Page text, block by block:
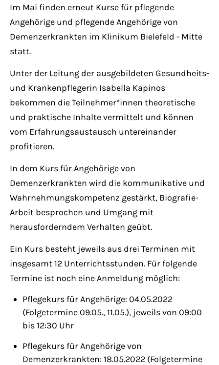
Have any questions?
+44 1234 567 890
info@yourdomain.com
About us
Lorem ipsum dolor sit amet, consectetuer
adipiscing elit.
Aenean commodo ligula eget dolor. Aenean
massa. Cum sociis natoque penatibus et
magnis dis parturient montes, nascetur
ridiculus mus. Donec quam felis, ultricies
nec.
Im Mai finden erneut Kurse für pflegende
Angehörige und pflegende Angehörige von
Demenzerkrankten im Klinikum Bielefeld - Mitte
statt.
Unter der Leitung der ausgebildeten Gesundheits-
und Krankenpflegerin Isabella Kapinos
bekommen die Teilnehmer*innen theoretische
und praktische Inhalte vermittelt und können
vom Erfahrungsaustausch untereinander
profitieren.
In dem Kurs für Angehörige von
Demenzerkrankten wird die kommunikative und
Wahrnehmungskompetenz gestärkt, Biografie-
Arbeit besprochen und Umgang mit
herausforderndem Verhalten geübt.
Ein Kurs besteht jeweils aus drei Terminen mit
insgesamt 12 Unterrichtsstunden. Für folgende
Termine ist noch eine Anmeldung möglich:
Pflegekurs für Angehörige: 04.05.2022
(Folgetermine 09.05., 11.05.), jeweils von 09:00
bis 12:30 Uhr
Pflegekurs für Angehörige von
Demenzerkrankten: 18.05.2022 (Folgetermine